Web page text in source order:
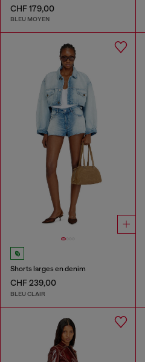
CHF 179,00
BLEU MOYEN
Shorts larges en denim
CHF 239,00
BLEU CLAIR